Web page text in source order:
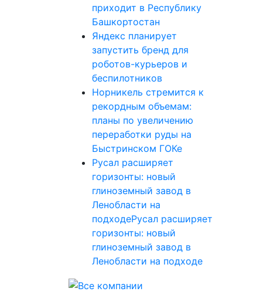
приходит в Республику
Башкортостан
Яндекс планирует
запустить бренд для
роботов-курьеров и
беспилотников
Норникель стремится к
рекордным объемам:
планы по увеличению
переработки руды на
Быстринском ГОКе
Русал расширяет
горизонты: новый
глиноземный завод в
Ленобласти на
подходеРусал расширяет
горизонты: новый
глиноземный завод в
Ленобласти на подходе